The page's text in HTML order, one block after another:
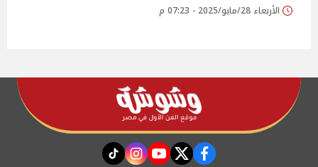
الأربعاء 28/مايو/2025 - 07:23 م
facebook
twitter
youtube
instagram
tiktok